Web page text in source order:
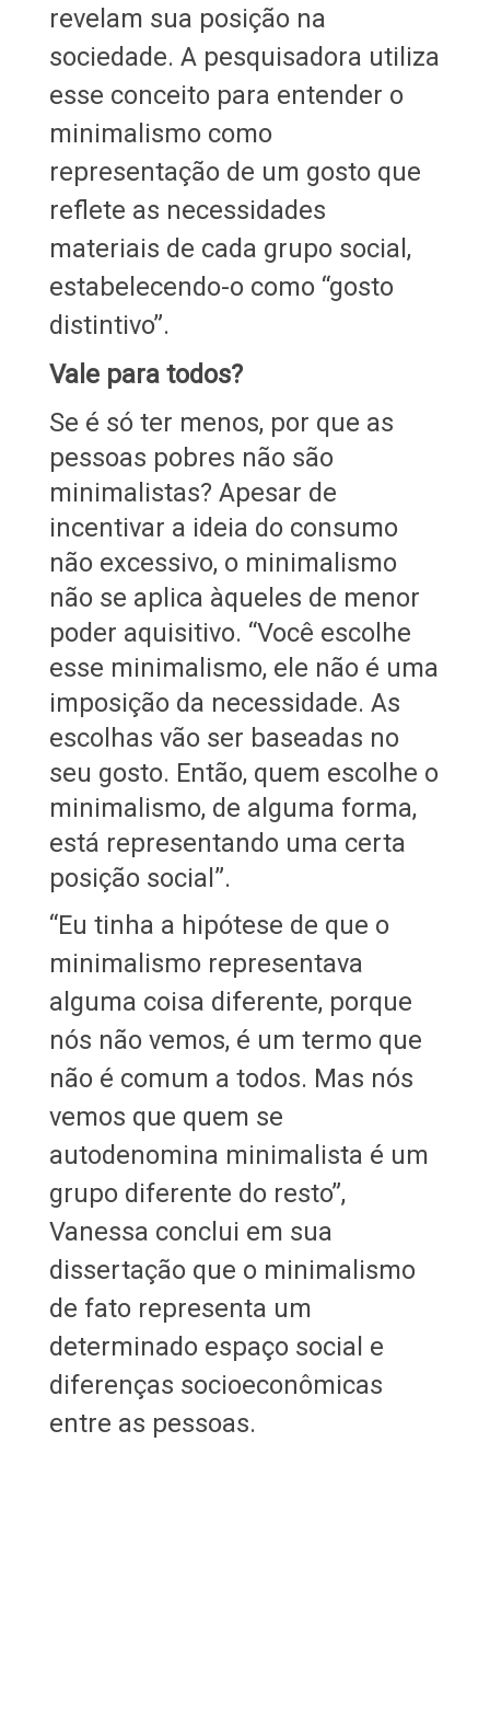
revelam sua posição na
sociedade. A pesquisadora utiliza
esse conceito para entender o
minimalismo como
representação de um gosto que
reflete as necessidades
materiais de cada grupo social,
estabelecendo-o como “gosto
distintivo”.
Vale para todos?
Se é só ter menos, por que as
pessoas pobres não são
minimalistas? Apesar de
incentivar a ideia do consumo
não excessivo, o minimalismo
não se aplica àqueles de menor
poder aquisitivo. “Você escolhe
esse minimalismo, ele não é uma
imposição da necessidade. As
escolhas vão ser baseadas no
seu gosto. Então, quem escolhe o
minimalismo, de alguma forma,
está representando uma certa
posição social”.
“Eu tinha a hipótese de que o
minimalismo representava
alguma coisa diferente, porque
nós não vemos, é um termo que
não é comum a todos. Mas nós
vemos que quem se
autodenomina minimalista é um
grupo diferente do resto”,
Vanessa conclui em sua
dissertação que o minimalismo
de fato representa um
determinado espaço social e
diferenças socioeconômicas
entre as pessoas.